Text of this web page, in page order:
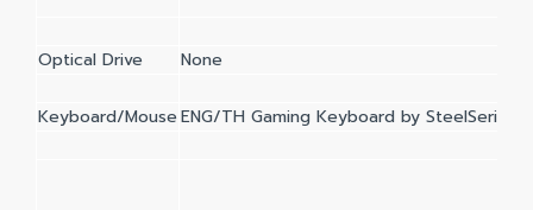
Optical Drive None
Keyboard/MouseENG/TH Gaming Keyboard by SteelSeries